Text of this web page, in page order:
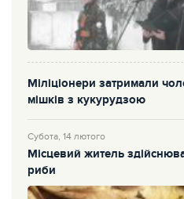
Міліціонери затримали
мішків з кукурудзою
Субота, 14 лютого
Місцевий житель
риби